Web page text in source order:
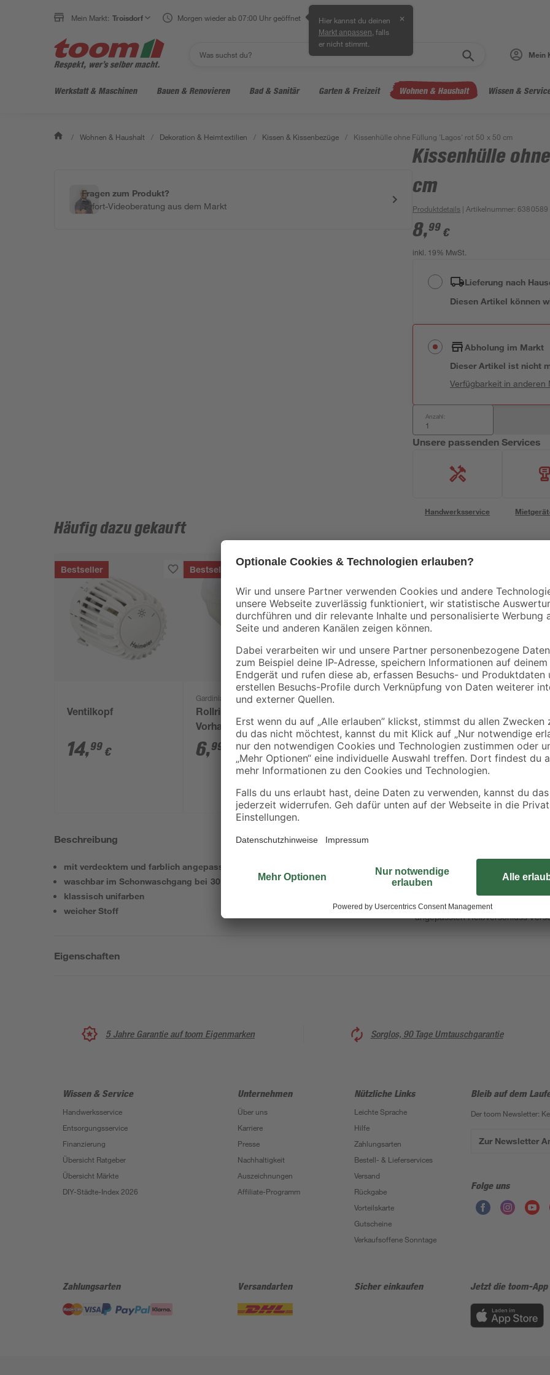
Mein Markt: Troisdorf Morgen wieder ab 07:00 Uhr geöffnet Hier kannst du deinen
Markt anpassen , falls
er nicht stimmt.
✕
Mein
Werkstatt & Maschinen Bauen & Renovieren Bad & Sanitär Garten & Freizeit Wohnen & Haushalt Wissen &
/ Wohnen & Haushalt / Dekoration & Heimtextilien / Kissen & Kissenbezüge / Kissenhülle ohne Füllung 'Lagos' rot 50 x 50 cm
Fragen zum Produkt?
Sofort-Videoberatung aus dem Markt
Kissenhülle
cm
Produktdetails | Artikelnummer:6380589
8,99 €
inkl. 19% MwSt.
Lieferung nach
Diesen Artikel können
Abholung im Markt
Dieser Artikel ist nicht
Verfügbarkeit in anderen
Anzahl:
Unsere passenden Services
Handwerksservice
Häufig dazu gekauft
Bestseller
Ventilkopf
14,99 €
Bestseller
Gardinia
Rollringe für
Vorhangschienen 100
Stück
6,99
Gardinia
Vorhangschienen
weiß
2,19€
'Sol' schwarz 190 -
340 cm
29,99 €
Beschreibung
mit verdecktem und farblich angepasstem Reißverschluss
waschbar im Schonwaschgang bei 30°
klassisch unifarben
weicher Stoff
Diese hochwertige, unifarbene
deinem Zuhause. Ihr schlichtes
es mit anderen Heimtextilien zu
gemütliche Momente auf deiner
angepassten Reißverschluss
Eigenschaften
5 Jahre Garantie auf toom Eigenmarken Sorglos, 90 Tage Umtauschgarantie
Wissen & Service
Handwerksservice
Entsorgungsservice
Finanzierung
Übersicht Ratgeber
Übersicht Märkte
DIY-Städte-Index 2026
Unternehmen
Über uns
Karriere
Presse
Nachhaltigkeit
Auszeichnungen
Affiliate-Programm
Nützliche Links
Leichte Sprache
Hilfe
Zahlungsarten
Bestell- & Lieferservices
Versand
Rückgabe
Vorteilskarte
Gutscheine
Verkaufsoffene Sonntage
Bleib auf dem
Der toom Newsletter:
Zur Newsletter
Folge uns
Zahlungsarten Versandarten Sicher einkaufen Jetzt die toom-